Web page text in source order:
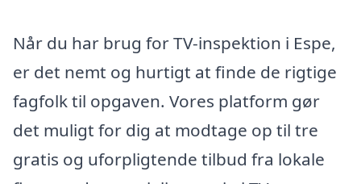
Når du har brug for TV-inspektion i Espe,
er det nemt og hurtigt at finde de rigtige
fagfolk til opgaven. Vores platform gør
det muligt for dig at modtage op til tre
gratis og uforpligtende tilbud fra lokale